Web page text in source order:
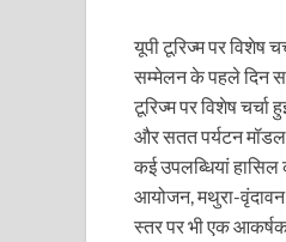
Vande
UP Budget
Guskhor
Union
यूपी टूरिज्म पर विशेष
सम्मेलन के पहले दिन
टूरिज्म पर विशेष
और सतत पर्यटन मॉडल
कई उपलब्धियां हासिल
आयोजन, मथुरा-वृंदावन
स्तर पर भी एक